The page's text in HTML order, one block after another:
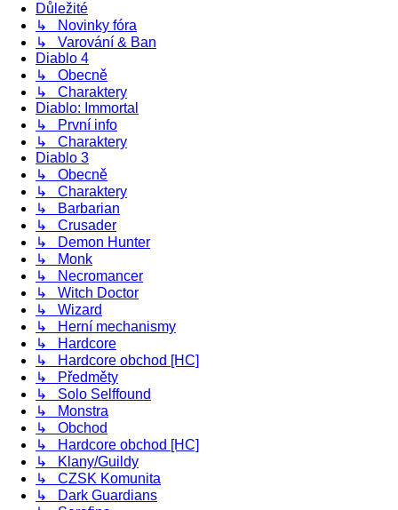
Důležité
↳ Novinky fóra
↳ Varování & Ban
Diablo 4
↳ Obecně
↳ Charaktery
Diablo: Immortal
↳ První info
↳ Charaktery
Diablo 3
↳ Obecně
↳ Charaktery
↳ Barbarian
↳ Crusader
↳ Demon Hunter
↳ Monk
↳ Necromancer
↳ Witch Doctor
↳ Wizard
↳ Herní mechanismy
↳ Hardcore
↳ Hardcore obchod [HC]
↳ Předměty
↳ Solo Selffound
↳ Monstra
↳ Obchod
↳ Hardcore obchod [HC]
↳ Klany/Guildy
↳ CZSK Komunita
↳ Dark Guardians